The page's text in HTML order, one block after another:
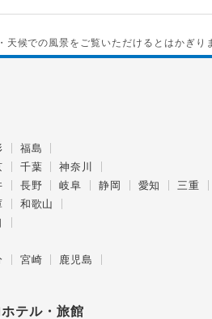
候での風景をご覧いただけるとはかぎり
福島
千葉
神奈川
長野 岐阜 静岡 愛知
三重
和歌山
宮崎
鹿児島
ホテル・旅館